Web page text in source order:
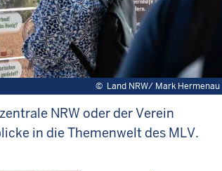
© Land NRW/ Mark Hermenau
NRW oder der Verein
in die Themenwelt des MLV.